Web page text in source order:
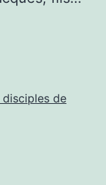
de